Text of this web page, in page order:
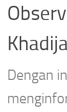
Dengan